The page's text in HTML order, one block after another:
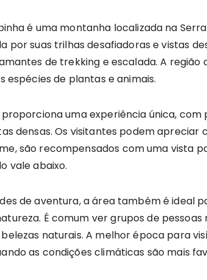
é uma montanha localizada na
por suas trilhas desafiadoras e vistas
de trekking e escalada. A região
espécies de plantas e animais.
uma experiência única,
densas. Os visitantes podem apreciar
são recompensados com uma vista
vale abaixo.
de aventura, a área também é ideal
É comum ver grupos de pessoas
naturais. A melhor época para
as condições climáticas são mais